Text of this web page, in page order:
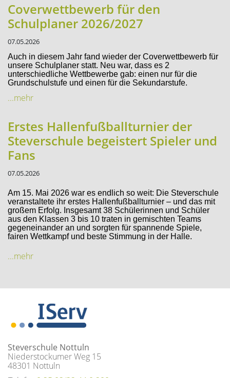
Coverwettbewerb für den
Schulplaner 2026/2027
07.05.2026
Auch in diesem Jahr fand wieder der Coverwettbewerb für
unsere Schulplaner statt. Neu war, dass es 2
unterschiedliche Wettbewerbe gab: einen nur für die
Grundschulstufe und einen für die Sekundarstufe.
...mehr
Erstes Hallenfußballturnier der
Steverschule begeistert Spieler und
Fans
07.05.2026
Am 15. Mai 2026 war es endlich so weit: Die Steverschule
veranstaltete ihr erstes Hallenfußballturnier – und das mit
großem Erfolg. Insgesamt 38 Schülerinnen und Schüler
aus den Klassen 3 bis 10 traten in gemischten Teams
gegeneinander an und sorgten für spannende Spiele,
fairen Wettkampf und beste Stimmung in der Halle.
...mehr
Steverschule Nottuln
Niederstockumer Weg 15
48301 Nottuln